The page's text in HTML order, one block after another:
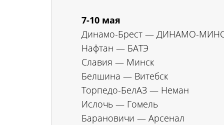
7-10 мая
Динамо-Брест — ДИНАМО-
Нафтан — БАТЭ
Славия — Минск
Белшина — Витебск
Торпедо-БелАЗ — Неман
Ислочь — Гомель
Барановичи — Арсенал